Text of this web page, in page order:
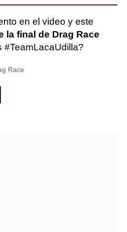
en el video y este
la final de Drag Race
#TeamLacaUdilla?
Race